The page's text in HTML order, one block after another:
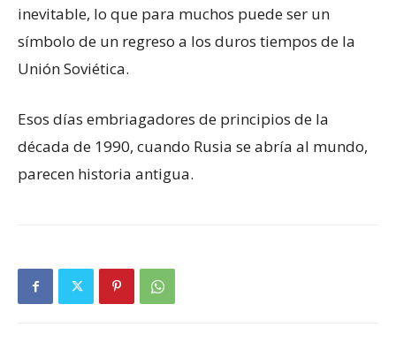
inevitable, lo que para muchos puede ser un
símbolo de un regreso a los duros tiempos de la
Unión Soviética.
Esos días embriagadores de principios de la
década de 1990, cuando Rusia se abría al mundo,
parecen historia antigua.